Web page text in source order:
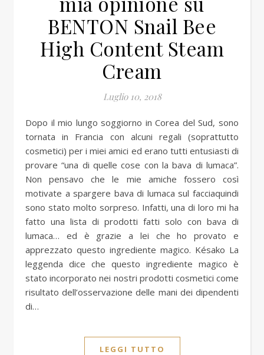
BENTON Snail Bee
High Content Steam
Cream
Luglio 10, 2018
Dopo il mio lungo soggiorno in Corea del Sud, sono
tornata in Francia con alcuni regali (soprattutto
cosmetici) per i miei amici ed erano tutti entusiasti di
provare “una di quelle cose con la bava di lumaca”.
Non pensavo che le mie amiche fossero così
motivate a spargere bava di lumaca sul facciaquindi
sono stato molto sorpreso. Infatti, una di loro mi ha
fatto una lista di prodotti fatti solo con bava di
lumaca… ed è grazie a lei che ho provato e
apprezzato questo ingrediente magico. Késako La
leggenda dice che questo ingrediente magico è
stato incorporato nei nostri prodotti cosmetici come
risultato dell’osservazione delle mani dei dipendenti
di…
LEGGI TUTTO